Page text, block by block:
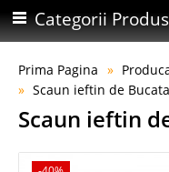
Categorii
Prima Pagina
Scaun ieftin de
Scaun ieftin